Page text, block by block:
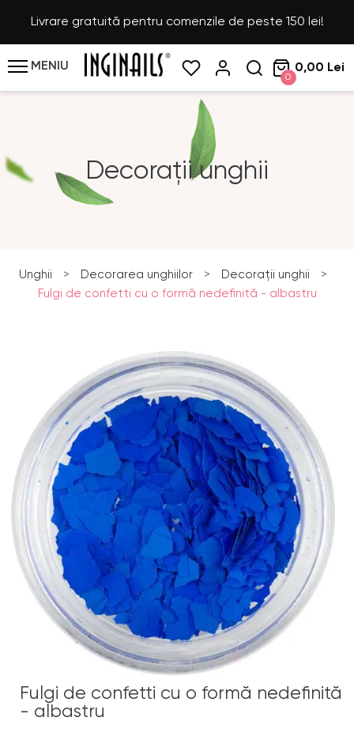
Livrare gratuită pentru comenzile de peste 150 lei!
MENIU
0
0,00 Lei
Decorații unghii
Unghii > Decorarea unghiilor > Decorații unghii
>
Fulgi de confetti cu o formă nedefinită - albastru
Fulgi de confetti cu o formă nedefinită
- albastru